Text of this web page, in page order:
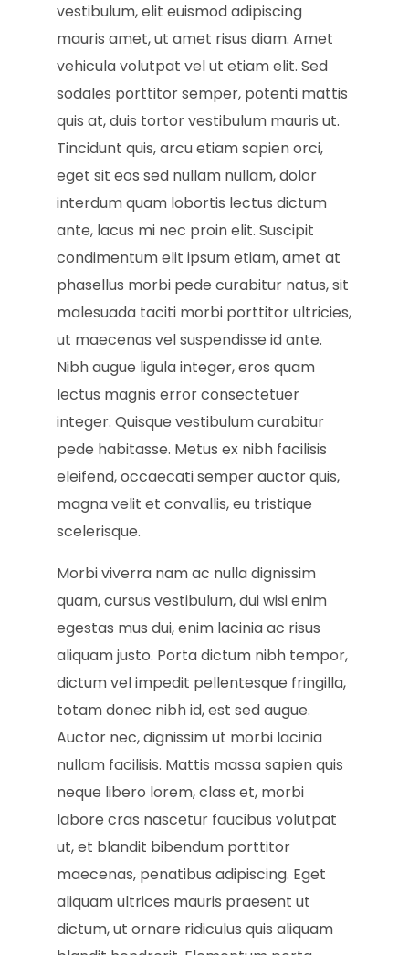
vestibulum, elit euismod adipiscing
mauris amet, ut amet risus diam. Amet
vehicula volutpat vel ut etiam elit. Sed
sodales porttitor semper, potenti mattis
quis at, duis tortor vestibulum mauris ut.
Tincidunt quis, arcu etiam sapien orci,
eget sit eos sed nullam nullam, dolor
interdum quam lobortis lectus dictum
ante, lacus mi nec proin elit. Suscipit
condimentum elit ipsum etiam, amet at
phasellus morbi pede curabitur natus, sit
malesuada taciti morbi porttitor ultricies,
ut maecenas vel suspendisse id ante.
Nibh augue ligula integer, eros quam
lectus magnis error consectetuer
integer. Quisque vestibulum curabitur
pede habitasse. Metus ex nibh facilisis
eleifend, occaecati semper auctor quis,
magna velit et convallis, eu tristique
scelerisque.
Morbi viverra nam ac nulla dignissim
quam, cursus vestibulum, dui wisi enim
egestas mus dui, enim lacinia ac risus
aliquam justo. Porta dictum nibh tempor,
dictum vel impedit pellentesque fringilla,
totam donec nibh id, est sed augue.
Auctor nec, dignissim ut morbi lacinia
nullam facilisis. Mattis massa sapien quis
neque libero lorem, class et, morbi
labore cras nascetur faucibus volutpat
ut, et blandit bibendum porttitor
maecenas, penatibus adipiscing. Eget
aliquam ultrices mauris praesent ut
dictum, ut ornare ridiculus quis aliquam